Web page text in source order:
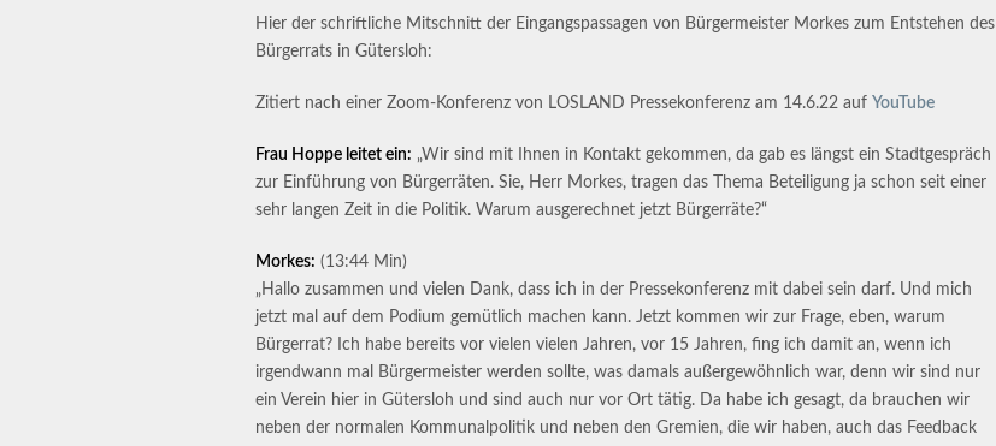
Hier der schriftliche Mitschnitt der Eingangspassagen von Bürgermeister Morkes zum Entstehen des
Bürgerrats in Gütersloh:
Zitiert nach einer Zoom-Konferenz von LOSLAND Pressekonferenz am 14.6.22 auf YouTube
Frau Hoppe leitet ein: „Wir sind mit Ihnen in Kontakt gekommen, da gab es längst ein Stadtgespräch
zur Einführung von Bürgerräten. Sie, Herr Morkes, tragen das Thema Beteiligung ja schon seit einer
sehr langen Zeit in die Politik. Warum ausgerechnet jetzt Bürgerräte?“
Morkes: (13:44 Min)
„Hallo zusammen und vielen Dank, dass ich in der Pressekonferenz mit dabei sein darf. Und mich
jetzt mal auf dem Podium gemütlich machen kann. Jetzt kommen wir zur Frage, eben, warum
Bürgerrat? Ich habe bereits vor vielen vielen Jahren, vor 15 Jahren, fing ich damit an, wenn ich
irgendwann mal Bürgermeister werden sollte, was damals außergewöhnlich war, denn wir sind nur
ein Verein hier in Gütersloh und sind auch nur vor Ort tätig. Da habe ich gesagt, da brauchen wir
neben der normalen Kommunalpolitik und neben den Gremien, die wir haben, auch das Feedback